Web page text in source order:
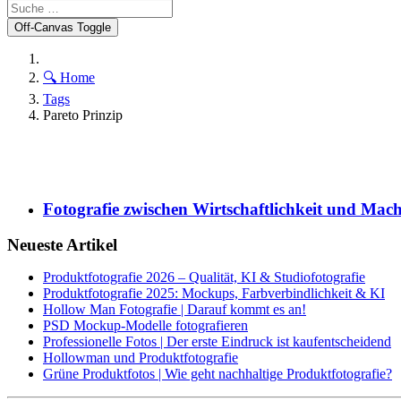
Off-Canvas Toggle
🔍 Home
Tags
Pareto Prinzip
Fotografie zwischen Wirtschaftlichkeit und
Neueste Artikel
Produktfotografie 2026 – Qualität, KI & Studiofotografie
Produktfotografie 2025: Mockups, Farbverbindlichkeit & KI
Hollow Man Fotografie | Darauf kommt es an!
PSD Mockup-Modelle fotografieren
Professionelle Fotos | Der erste Eindruck ist kaufentscheidend
Hollowman und Produktfotografie
Grüne Produktfotos | Wie geht nachhaltige Produktfotografie?